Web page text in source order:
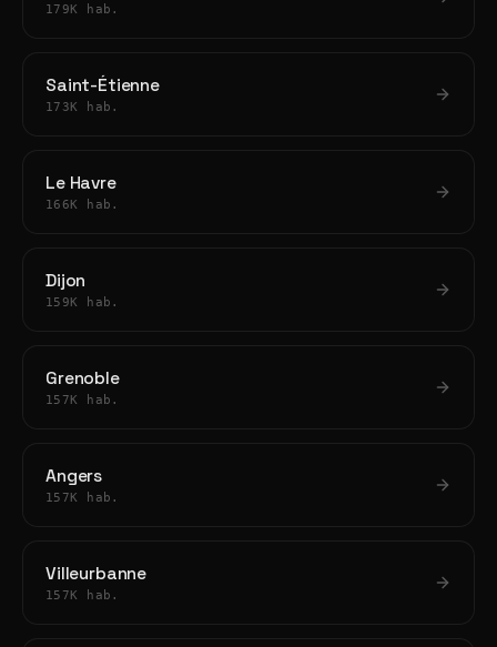
179K hab.
Saint-Étienne
173K hab.
Le Havre
166K hab.
Dijon
159K hab.
Grenoble
157K hab.
Angers
157K hab.
Villeurbanne
157K hab.